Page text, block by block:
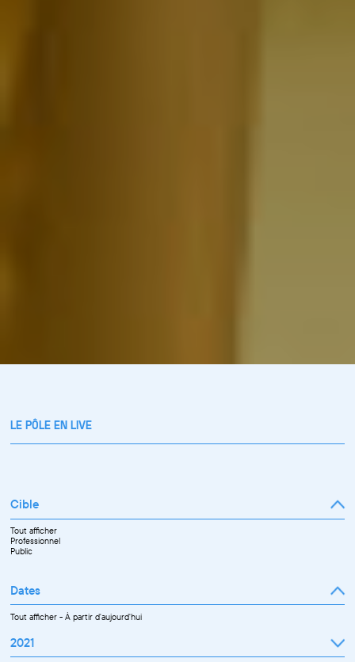
LE PÔLE EN LIVE
Cible
Tout afficher
Professionnel
Public
Dates
Tout afficher-À partir d'aujourd'hui
2021